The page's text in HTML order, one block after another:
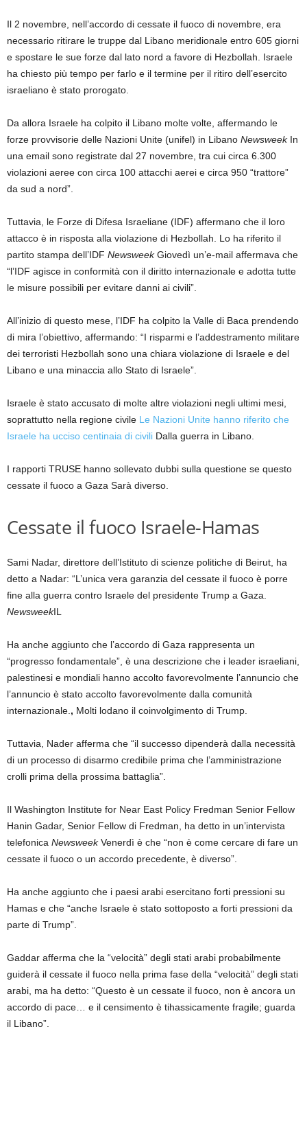
Il 2 novembre, nell’accordo di cessate il fuoco di novembre, era
necessario ritirare le truppe dal Libano meridionale entro 605 giorni
e spostare le sue forze dal lato nord a favore di Hezbollah. Israele
ha chiesto più tempo per farlo e il termine per il ritiro dell’esercito
israeliano è stato prorogato.
Da allora Israele ha colpito il Libano molte volte, affermando le
forze provvisorie delle Nazioni Unite (unifel) in Libano Newsweek In
una email sono registrate dal 27 novembre, tra cui circa 6.300
violazioni aeree con circa 100 attacchi aerei e circa 950 “trattore”
da sud a nord”.
Tuttavia, le Forze di Difesa Israeliane (IDF) affermano che il loro
attacco è in risposta alla violazione di Hezbollah. Lo ha riferito il
partito stampa dell’IDF NewsweekGiovedì un’e-mail affermava che
“l’IDF agisce in conformità con il diritto internazionale e adotta tutte
le misure possibili per evitare danni ai civili”.
All’inizio di questo mese, l’IDF ha colpito la Valle di Baca prendendo
di mira l’obiettivo, affermando: “I risparmi e l’addestramento militare
dei terroristi Hezbollah sono una chiara violazione di Israele e del
Libano e una minaccia allo Stato di Israele”.
Israele è stato accusato di molte altre violazioni negli ultimi mesi,
soprattutto nella regione civile Le Nazioni Unite hanno riferito che
Israele ha ucciso centinaia di civili Dalla guerra in Libano.
I rapporti TRUSE hanno sollevato dubbi sulla questione se questo
cessate il fuoco a Gaza Sarà diverso.
Cessate il fuoco Israele-Hamas
Sami Nadar, direttore dell’Istituto di scienze politiche di Beirut, ha
detto a Nadar: “L’unica vera garanzia del cessate il fuoco è porre
fine alla guerra contro Israele del presidente Trump a Gaza.
NewsweekIL
Ha anche aggiunto che l’accordo di Gaza rappresenta un
“progresso fondamentale”, è una descrizione che i leader israeliani,
palestinesi e mondiali hanno accolto favorevolmente l’annuncio che
l’annuncio è stato accolto favorevolmente dalla comunità
internazionale. , Molti lodano il coinvolgimento di Trump.
Tuttavia, Nader afferma che “il successo dipenderà dalla necessità
di un processo di disarmo credibile prima che l’amministrazione
crolli prima della prossima battaglia”.
Il Washington Institute for Near East Policy Fredman Senior Fellow
Hanin Gadar, Senior Fellow di Fredman, ha detto in un’intervista
telefonica NewsweekVenerdì è che “non è come cercare di fare un
cessate il fuoco o un accordo precedente, è diverso”.
Ha anche aggiunto che i paesi arabi esercitano forti pressioni su
Hamas e che “anche Israele è stato sottoposto a forti pressioni da
parte di Trump”.
Gaddar afferma che la “velocità” degli stati arabi probabilmente
guiderà il cessate il fuoco nella prima fase della “velocità” degli stati
arabi, ma ha detto: “Questo è un cessate il fuoco, non è ancora un
accordo di pace… e il censimento è tihassicamente fragile; guarda
il Libano”.